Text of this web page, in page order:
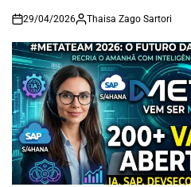
on
29/04/2026 Thaisa Zago Sartori